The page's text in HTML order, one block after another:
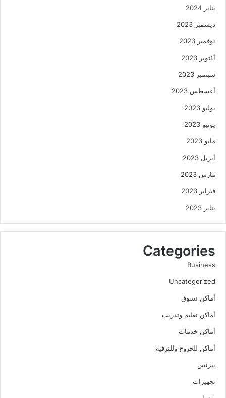
يناير 2024
ديسمبر 2023
نوفمبر 2023
أكتوبر 2023
سبتمبر 2023
أغسطس 2023
يوليو 2023
يونيو 2023
مايو 2023
أبريل 2023
مارس 2023
فبراير 2023
يناير 2023
Categories
Business
Uncategorized
أماكن تسوق
أماكن تعليم وتدريب
أماكن خدمات
أماكن للخروج وللترفيه
بيزنس
تجهيزات